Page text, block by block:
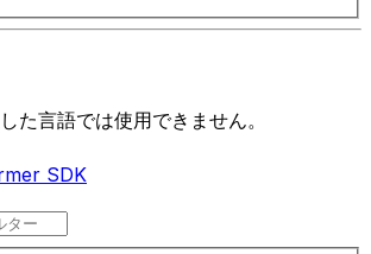
た言語では使用できません。
SDK